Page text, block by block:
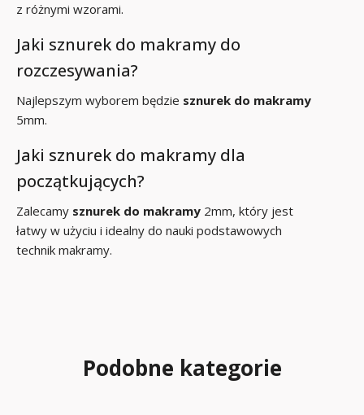
z różnymi wzorami.
Jaki sznurek do makramy do
rozczesywania?
Najlepszym wyborem będzie sznurek do makramy
5mm.
Jaki sznurek do makramy dla
początkujących?
Zalecamy sznurek do makramy 2mm, który jest
łatwy w użyciu i idealny do nauki podstawowych
technik makramy.
Podobne kategorie